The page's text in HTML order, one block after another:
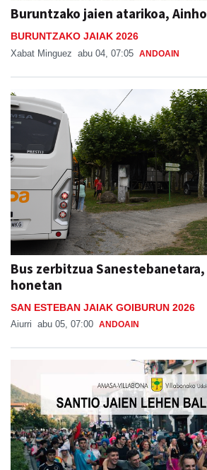
Buruntzako jaien atarikoa,
BURUNTZAKO JAIAK 2026
Xabat Minguez abu 04, 07:05 ANDOAIN
Bus zerbitzua
honetan
SAN ESTEBAN JAIAK GOIBURUN 2026
Aiurri abu 05, 07:00 ANDOAIN